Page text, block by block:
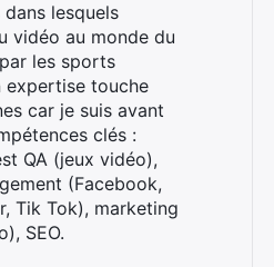
lesquels
vidéo au monde du
les sports
expertise touche
car je suis avant
clés :
QA (jeux vidéo),
(Facebook,
Tik Tok), marketing
SEO.